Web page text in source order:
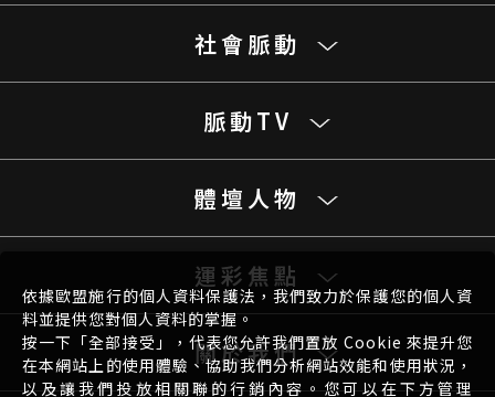
社會脈動
脈動TV
體壇人物
運彩焦點
關於我們
依據歐盟施行的個人資料保護法，我們致力於保護您的個人資
料並提供您對個人資料的掌握。
按一下「全部接受」，代表您允許我們置放 Cookie 來提升您
在本網站上的使用體驗、協助我們分析網站效能和使用狀況，
以及讓我們投放相關聯的行銷內容。您可以在下方管理